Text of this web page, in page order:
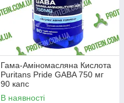
Гама-Аміномасляна Кислота
Puritans Pride GABA 750 мг
90 капс
В наявності